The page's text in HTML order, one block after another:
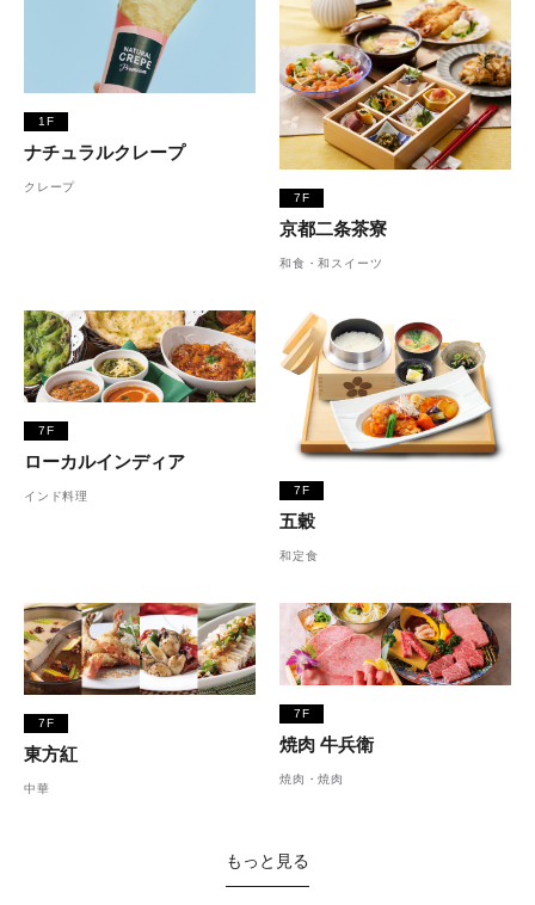
1F
ナチュラルクレープ
クレープ
7F
京都二条茶寮
和食・和スイーツ
7F
ローカルインディア
インド料理 7F
五穀
和定食
7F
東方紅
中華
7F
焼肉 牛兵衛
焼肉・焼肉
もっと見る